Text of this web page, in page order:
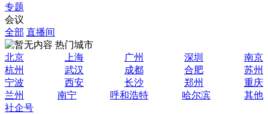
专题
会议
全部 直播间
热门城市
北京
上海 广州 深圳
南京
杭州
武汉 成都 合肥
苏州
宁波
西安 长沙 郑州
重庆
兰州
南宁 呼和浩特 哈尔滨
其他
社企号